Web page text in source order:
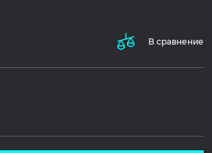
В сравнение